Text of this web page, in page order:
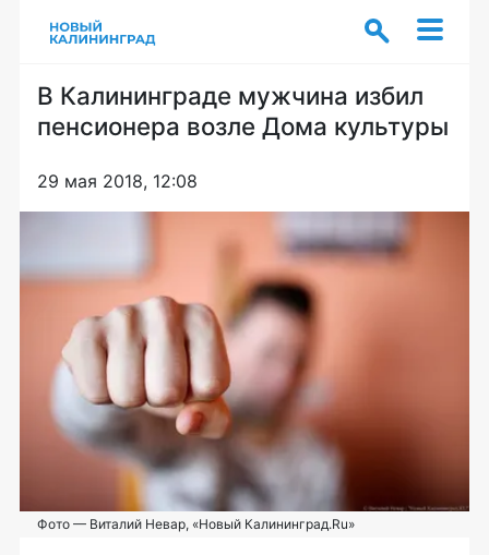
В Калининграде мужчина избил
пенсионера возле Дома культуры
29 мая 2018, 12:08
Фото — Виталий Невар, «Новый Калининград.Ru»